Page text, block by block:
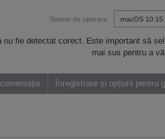
Sistem de operare:
fie detectat corect. Este important să
mai sus pentru a
Înregistrare și opțiuni pentru